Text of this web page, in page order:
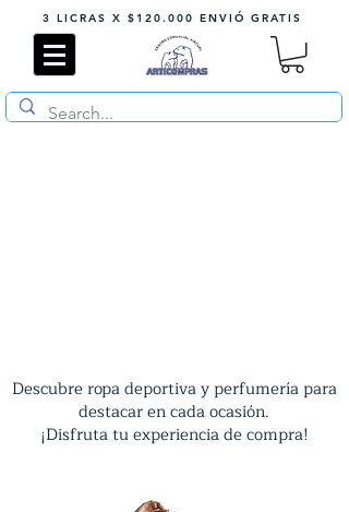
3 LICRAS X $120.000 ENVIÓ GRATIS
Descubre ropa deportiva y perfumería para
destacar en cada ocasión.
¡Disfruta tu experiencia de compra!